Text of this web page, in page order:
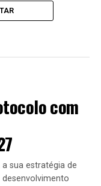
com
sua estratégia de